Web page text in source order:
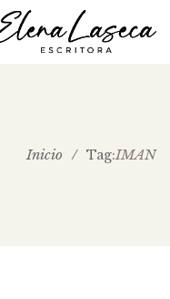
Inicio / Tag:IMAN